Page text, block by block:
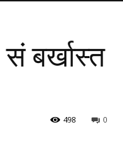
बर्खास्त
0
498